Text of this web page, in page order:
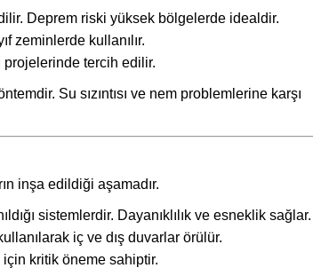
Deprem riski yüksek bölgelerde idealdir.
zeminlerde kullanılır.
tercih edilir.
Su sızıntısı ve nem problemlerine karşı
inşa edildiği aşamadır.
sistemlerdir. Dayanıklılık ve esneklik sağlar.
iç ve dış duvarlar örülür.
için kritik öneme sahiptir.